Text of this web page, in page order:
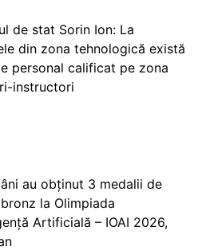
de stat Sorin Ion: La
din zona tehnologică există
personal calificat pe zona
instructori
au obținut 3 medalii de
la Olimpiada
Artificială – IOAI 2026,